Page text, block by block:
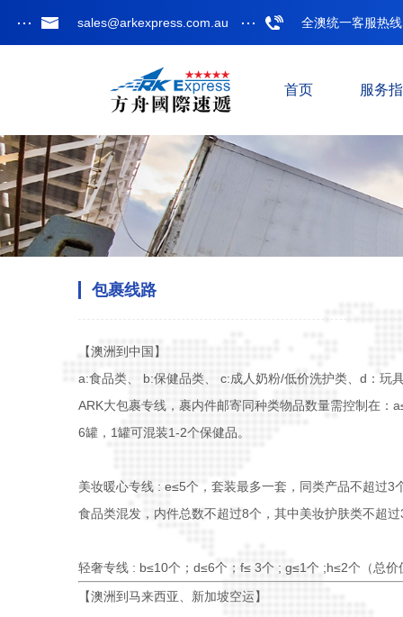
sales@arkexpress.com.au 全澳统一客服热
首页 服务
包裹线路
【澳洲到中国】
a:食品类、 b:保健品类、 c:成人奶粉/低价洗护类、d：
ARK大包裹专线，裹内件邮寄同种类物品数量需控制在
6罐，1罐可混装1-2个保健品。
美妆暖心专线 : e≤5个，套装最多一套，同类产品不超过
食品类混发，内件总数不超过8个，其中美妆护肤类不超
轻奢专线 : b≤10个；d≤6个；f≤ 3个 ; g≤1个 ;h≤2个（总价
【澳洲到马来西亚、新加坡空运】